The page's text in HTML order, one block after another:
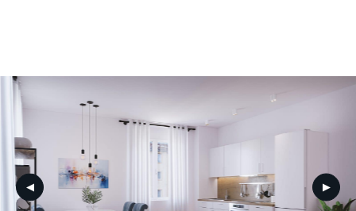
ZURÜCK WEITER